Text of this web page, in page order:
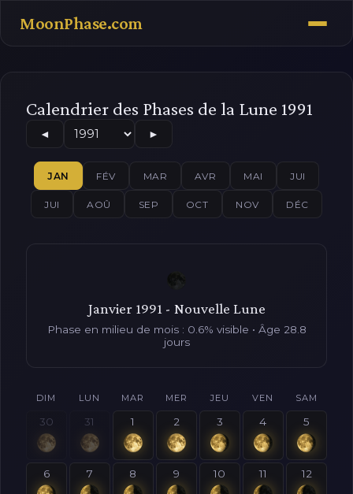
MoonPhase.com
Calendrier des Phases de la Lune 1991
◄ ►
JAN FÉV MAR AVR MAI JUI
JUI AOÛ SEP OCT NOV DÉC
Janvier 1991 - Nouvelle Lune
Phase en milieu de mois : 0.6% visible • Âge 28.8
jours
DIM LUN MAR MER JEU VEN SAM
30 31 1 2 3 4 5
6 7 8 9 10 11 12